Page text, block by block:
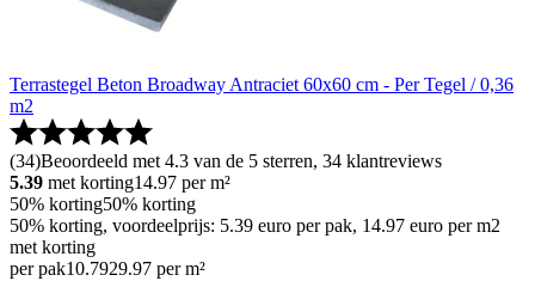
Terrastegel Beton Broadway Antraciet 60x60 cm - Per Tegel / 0,36
m2
(34)Beoordeeld met 4.3 van de 5 sterren, 34 klantreviews
5.39 met korting14.97 per m²
50% korting50% korting
50% korting, voordeelprijs: 5.39 euro per pak, 14.97 euro per m2
met korting
per pak10.7929.97 per m²